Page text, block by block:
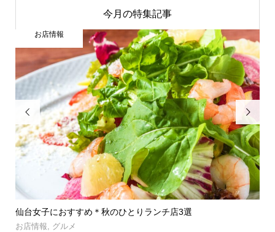
今月の特集記事

仙台女子におすすめ＊秋のひとりランチ店3選
お店情報 グルメ
お店情報
